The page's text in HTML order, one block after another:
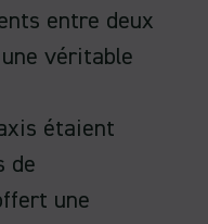
entre deux
véritable
étaient
de
une